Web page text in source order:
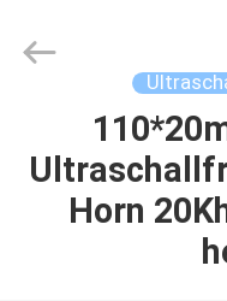
PRODUKTE
Co.,Ltd.
Horn